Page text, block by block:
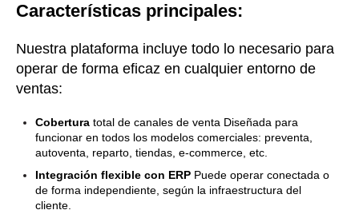
Características principales:
Nuestra plataforma incluye todo lo necesario para
operar de forma eficaz en cualquier entorno de
ventas:
Coberturatotal de canales de venta Diseñada para
funcionar en todos los modelos comerciales: preventa,
autoventa, reparto, tiendas, e-commerce, etc.
Integración flexible con ERPPuede operar conectada o
de forma independiente, según la infraestructura del
cliente.